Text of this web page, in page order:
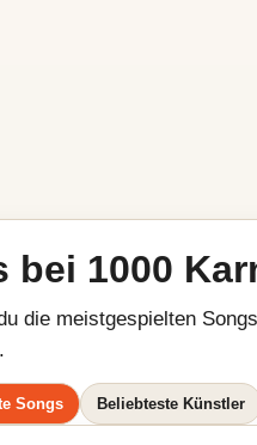
bei 1000
die meistgespielten
Songs Beliebteste Künstler